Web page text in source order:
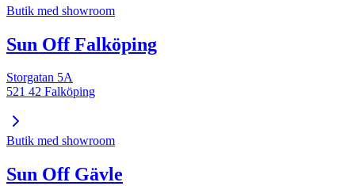
Butik med showroom
Sun Off Falköping
Storgatan 5A
521 42 Falköping
Butik med showroom
Sun Off Gävle